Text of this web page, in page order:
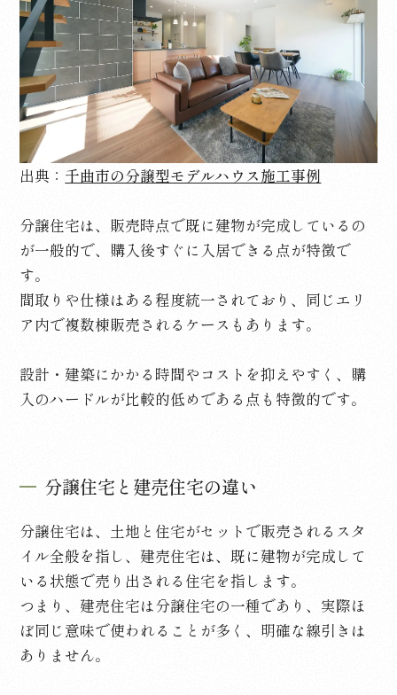
出典： 千曲市の分譲型モデルハウス施工事例
分譲住宅は、販売時点で既に建物が完成しているの
が一般的で、購入後すぐに入居できる点が特徴で
す。
間取りや仕様はある程度統一されており、同じエリ
ア内で複数棟販売されるケースもあります。
設計・建築にかかる時間やコストを抑えやすく、購
入のハードルが比較的低めである点も特徴的です。
分譲住宅と建売住宅の違い
分譲住宅は、土地と住宅がセットで販売されるスタ
イル全般を指し、建売住宅は、既に建物が完成して
いる状態で売り出される住宅を指します。
つまり、建売住宅は分譲住宅の一種であり、実際ほ
ぼ同じ意味で使われることが多く、明確な線引きは
ありません。